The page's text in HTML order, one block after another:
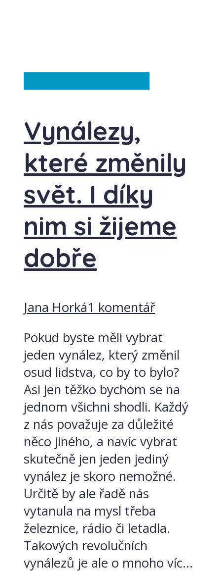
Vynálezy,
které změnily
svět. I díky
nim si žijeme
dobře
Jana Horká1 komentář
Pokud byste měli vybrat
jeden vynález, který změnil
osud lidstva, co by to bylo?
Asi jen těžko bychom se na
jednom všichni shodli. Každý
z nás považuje za důležité
něco jiného, a navíc vybrat
skutečně jen jeden jediný
vynález je skoro nemožné.
Určitě by ale řadě nás
vytanula na mysl třeba
železnice, rádio či letadla.
Takových revolučních
vynálezů je ale o mnoho víc...